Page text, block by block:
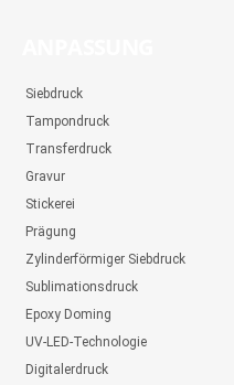
Siebdruck
Tampondruck
Transferdruck
Gravur
Stickerei
Prägung
Zylinderförmiger Siebdruck
Sublimationsdruck
Epoxy Doming
UV-LED-Technologie
Digitalerdruck